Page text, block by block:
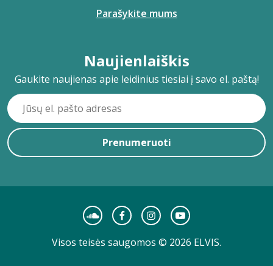
Parašykite mums
Naujienlaiškis
Gaukite naujienas apie leidinius tiesiai į savo el. paštą!
Prenumeruoti
Visos teisės saugomos © 2026 ELVIS.